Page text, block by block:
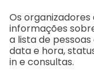
Os
informações
a lista de
data e hora,
in e consultas.